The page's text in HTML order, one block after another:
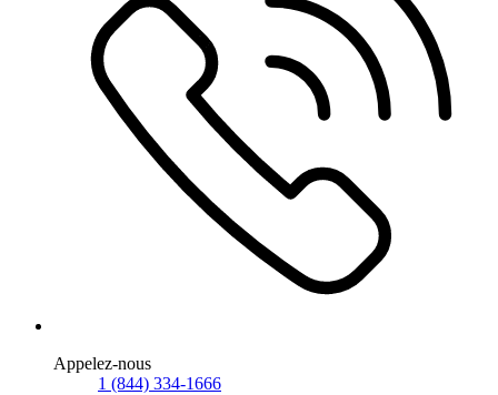
Appelez-nous
1 (844) 334-1666